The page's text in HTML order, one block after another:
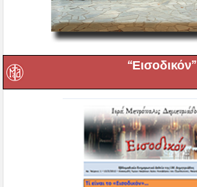
“Εισοδικόν”